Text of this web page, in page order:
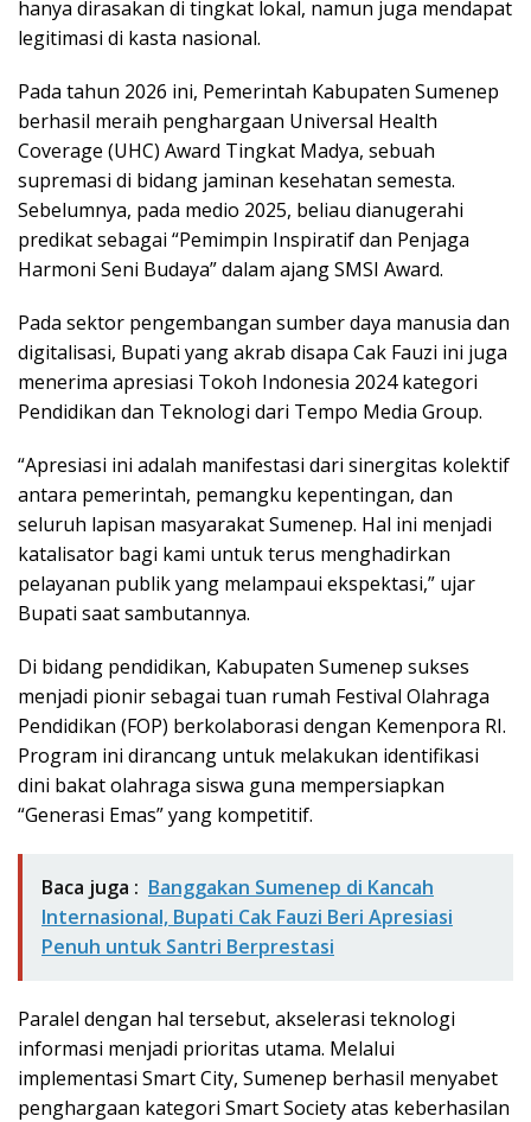
hanya dirasakan di tingkat lokal, namun juga mendapat
legitimasi di kasta nasional.
Pada tahun 2026 ini, Pemerintah Kabupaten Sumenep
berhasil meraih penghargaan Universal Health
Coverage (UHC) Award Tingkat Madya, sebuah
supremasi di bidang jaminan kesehatan semesta.
Sebelumnya, pada medio 2025, beliau dianugerahi
predikat sebagai “Pemimpin Inspiratif dan Penjaga
Harmoni Seni Budaya” dalam ajang SMSI Award.
Pada sektor pengembangan sumber daya manusia dan
digitalisasi, Bupati yang akrab disapa Cak Fauzi ini juga
menerima apresiasi Tokoh Indonesia 2024 kategori
Pendidikan dan Teknologi dari Tempo Media Group.
“Apresiasi ini adalah manifestasi dari sinergitas kolektif
antara pemerintah, pemangku kepentingan, dan
seluruh lapisan masyarakat Sumenep. Hal ini menjadi
katalisator bagi kami untuk terus menghadirkan
pelayanan publik yang melampaui ekspektasi,” ujar
Bupati saat sambutannya.
Di bidang pendidikan, Kabupaten Sumenep sukses
menjadi pionir sebagai tuan rumah Festival Olahraga
Pendidikan (FOP) berkolaborasi dengan Kemenpora RI.
Program ini dirancang untuk melakukan identifikasi
dini bakat olahraga siswa guna mempersiapkan
“Generasi Emas” yang kompetitif.
Baca juga : Banggakan Sumenep di Kancah
Internasional, Bupati Cak Fauzi Beri Apresiasi
Penuh untuk Santri Berprestasi
Paralel dengan hal tersebut, akselerasi teknologi
informasi menjadi prioritas utama. Melalui
implementasi Smart City, Sumenep berhasil menyabet
penghargaan kategori Smart Society atas keberhasilan